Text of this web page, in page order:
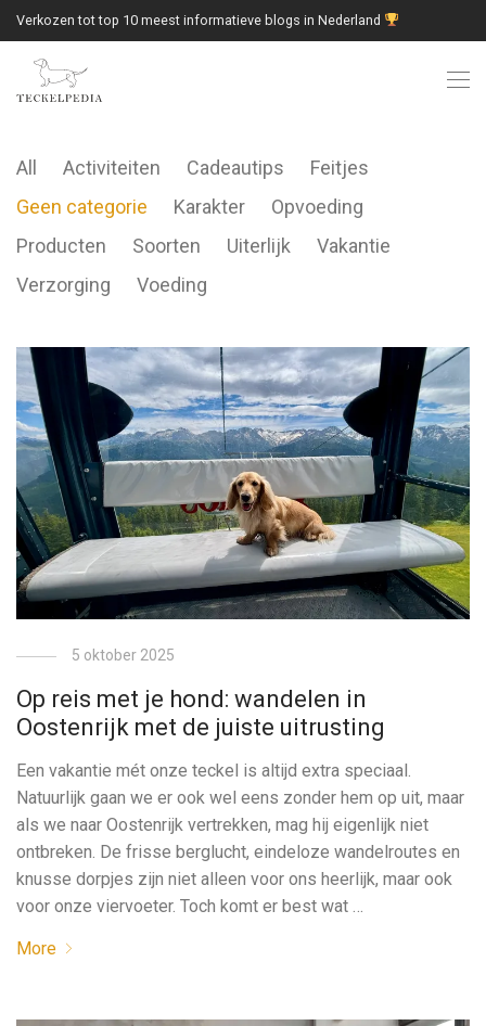
Verkozen tot top 10 meest informatieve blogs in Nederland
All Activiteiten Cadeautips
Feitjes
Geen categorie
Karakter
Opvoeding
Producten
Soorten Uiterlijk
Vakantie
Verzorging
Voeding
5 oktober 2025
Op reis met je hond: wandelen in
Oostenrijk met de juiste uitrusting
Een vakantie mét onze teckel is altijd extra speciaal.
Natuurlijk gaan we er ook wel eens zonder hem op uit, maar
als we naar Oostenrijk vertrekken, mag hij eigenlijk niet
ontbreken. De frisse berglucht, eindeloze wandelroutes en
knusse dorpjes zijn niet alleen voor ons heerlijk, maar ook
voor onze viervoeter. Toch komt er best wat …
More